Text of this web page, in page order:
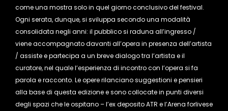
come una mostra solo in quel giorno conclusivo del festival.
Ogni serata, dunque, si sviluppa secondo una modalità
consolidata negli anni: il pubblico si raduna all’ingresso /
viene accompagnato davanti all’opera in presenza dell’artista
/ assiste e partecipa a un breve dialogo tra l’artista e il
curatore, nel quale l’esperienza di incontro con l’opera si fa
parola e racconto. Le opere rilanciano suggestioni e pensieri
alla base di questa edizione e sono collocate in punti diversi
degli spazi che le ospitano – l’ex deposito ATR e l’Arena forlivese